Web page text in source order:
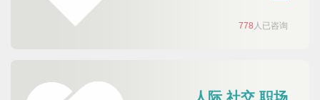
778 人已咨询